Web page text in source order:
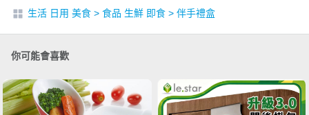
生活 日用 美食 > 食品 生鮮 即食 > 伴手禮盒
你可能會喜歡